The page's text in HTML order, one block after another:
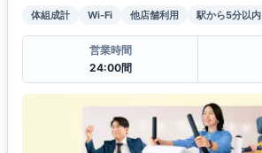
体組成計 Wi-Fi 他店舗利用 駅から5分以内
営業時間
24:00間